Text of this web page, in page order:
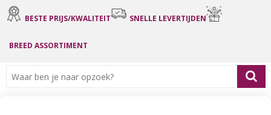
BESTE PRIJS/KWALITEIT SNELLE LEVERTIJDEN
BREED ASSORTIMENT